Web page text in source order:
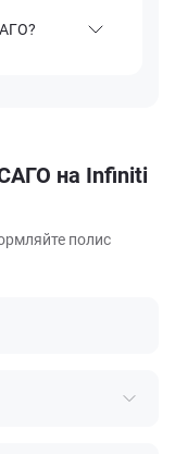
на Infiniti
полис